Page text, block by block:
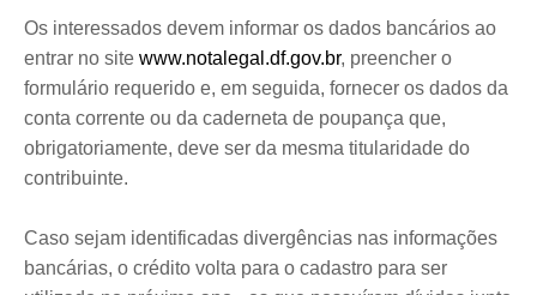
Os interessados devem informar os dados bancários ao
entrar no site www.notalegal.df.gov.br, preencher o
formulário requerido e, em seguida, fornecer os dados da
conta corrente ou da caderneta de poupança que,
obrigatoriamente, deve ser da mesma titularidade do
contribuinte.
Caso sejam identificadas divergências nas informações
bancárias, o crédito volta para o cadastro para ser